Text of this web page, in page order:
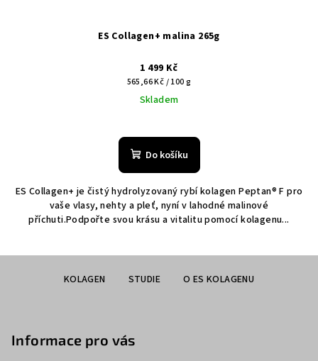
ES Collagen+ malina 265g
1 499 Kč
Měrná
cena:
565,66 Kč / 100 g
Skladem
hodnocení
produktu
z
5
hvězdiček.
Do košíku
ES Collagen+ je čistý hydrolyzovaný rybí kolagen Peptan® F pro
vaše vlasy, nehty a pleť, nyní v lahodné malinové
příchuti.Podpořte svou krásu a vitalitu pomocí kolagenu...
KOLAGEN STUDIE O ES KOLAGENU
Informace pro vás